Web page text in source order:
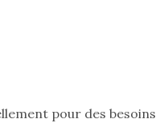
pour des besoins